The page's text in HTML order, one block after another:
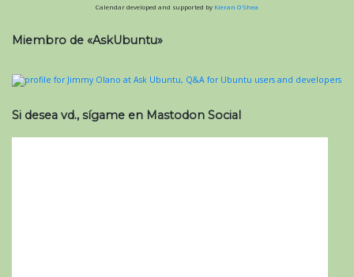
Calendar developed and supported by Kieran O'Shea
Miembro de «AskUbuntu»
Si desea vd., sígame en Mastodon Social